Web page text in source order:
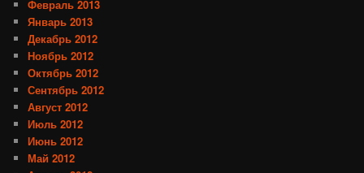
Февраль 2013
Январь 2013
Декабрь 2012
Ноябрь 2012
Октябрь 2012
Сентябрь 2012
Август 2012
Июль 2012
Июнь 2012
Май 2012